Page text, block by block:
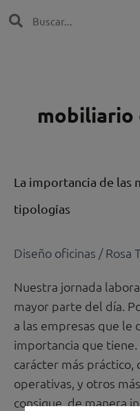
SearchSearch
La importancia de las
tipologías
Diseño oficinas /Rosa
Nuestra jornada
mayor parte del día.
a las empresas que le
importancia que
carácter más práctico,
operativas, y otros
consigue, de manera
importancia
de
mesas
oficina
y
sus
tipologías